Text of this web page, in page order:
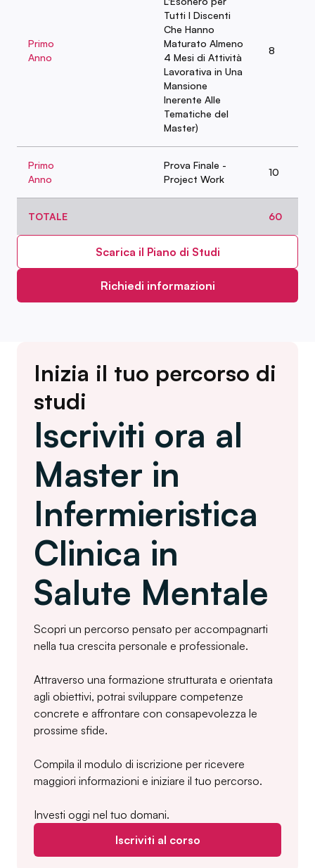
Primo
Anno
Tutti I Discenti
Che Hanno
Maturato Almeno
4 Mesi di Attività
Lavorativa in Una
Mansione
Inerente Alle
Tematiche del
Master)
8
Primo
Anno
Prova Finale -
Project Work
10
TOTALE 60
Scarica il Piano di Studi
Richiedi informazioni
Inizia il tuo percorso di
studi
Iscriviti ora al
Master in
Infermieristica
Clinica in
Salute Mentale
Scopri un percorso pensato per accompagnarti
nella tua crescita personale e professionale.
Attraverso una formazione strutturata e orientata
agli obiettivi, potrai sviluppare competenze
concrete e affrontare con consapevolezza le
prossime sfide.
Compila il modulo di iscrizione per ricevere
maggiori informazioni e iniziare il tuo percorso.
Investi oggi nel tuo domani.
Iscriviti al corso